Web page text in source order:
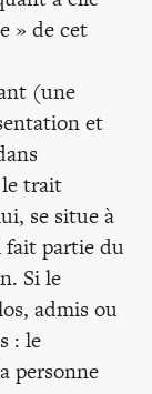
» de cet
(une
et
le trait
se situe à
fait partie du
Si le
admis ou
: le
personne